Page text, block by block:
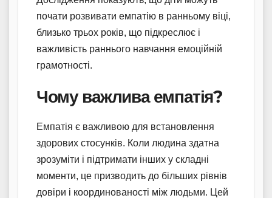
почати розвивати емпатію в ранньому віці,
близько трьох років, що підкреслює і
важливість раннього навчання емоційній
грамотності.
Чому важлива емпатія?
Емпатія є важливою для встановлення
здорових стосунків. Коли людина здатна
зрозуміти і підтримати інших у складні
моменти, це призводить до більших рівнів
довіри і координованості між людьми. Цей